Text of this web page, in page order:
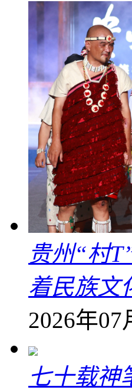
贵州“村
着民族文
2026年07
七十载神